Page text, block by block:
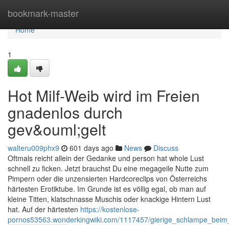
bookmark-master
Home
Home
1
Hot Milf-Weib wird im Freien
gnadenlos durch
gev&ouml;gelt
walteru009phx9 601 days ago News
Discuss
Oftmals reicht allein der Gedanke und person hat whole Lust
schnell zu ficken. Jetzt brauchst Du eine megageile Nutte zum
Pimpern oder die unzensierten Hardcoreclips von Österreichs
härtesten Erotiktube. Im Grunde ist es völlig egal, ob man auf
kleine Titten, klatschnasse Muschis oder knackige Hintern Lust
hat. Auf der härtesten https://kostenlose-
pornos53563.wonderkingwiki.com/1117457/